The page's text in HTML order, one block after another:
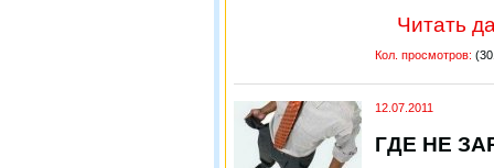
Читать
Кол. просмотров:
12.07.2011
ГДЕ НЕ